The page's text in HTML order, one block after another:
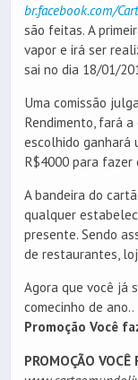
br.facebook.com/
são feitas. A
vapor e irá ser
sai no dia 18/01/
Uma comissão
Rendimento, fará
escolhido ganhará
R$4000 para fazer
A bandeira do
qualquer
presente. Sendo
de restaurantes,
Agora que você já
comecinho de
Promoção Você
PROMOÇÃO